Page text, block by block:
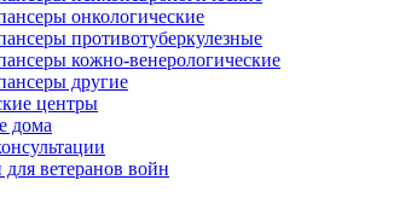
онкологические
противотуберкулезные
кожно-венерологические
другие
центры
дома
для ветеранов войн